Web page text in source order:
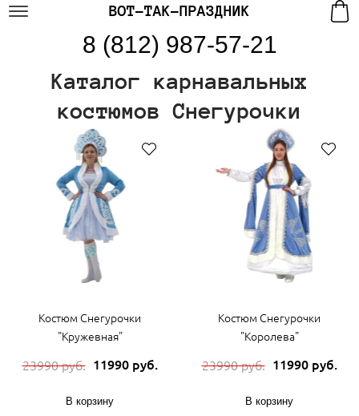
ВОТ-ТАК-ПРАЗДНИК
8 (812) 987-57-21
Каталог карнавальных
костюмов Снегурочки
Костюм Снегурочки
"Кружевная"
23990 руб. 11990 руб.
В корзину
Костюм Снегурочки
"Королева"
23990 руб. 11990 руб.
В корзину